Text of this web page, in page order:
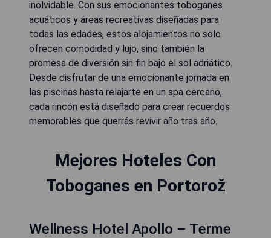
inolvidable. Con sus emocionantes toboganes
acuáticos y áreas recreativas diseñadas para
todas las edades, estos alojamientos no solo
ofrecen comodidad y lujo, sino también la
promesa de diversión sin fin bajo el sol adriático.
Desde disfrutar de una emocionante jornada en
las piscinas hasta relajarte en un spa cercano,
cada rincón está diseñado para crear recuerdos
memorables que querrás revivir año tras año.
Mejores Hoteles Con
Toboganes en Portorož
Wellness Hotel Apollo – Terme